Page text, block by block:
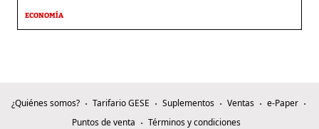
ECONOMÍA
¿Quiénes somos? Tarifario GESE Suplementos Ventas
e-Paper
Puntos de venta
Términos y condiciones